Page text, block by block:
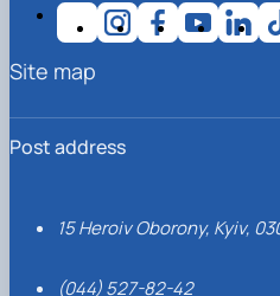
Post address
15 Heroiv Oborony, Kyiv,
(044) 527-82-42
Site map